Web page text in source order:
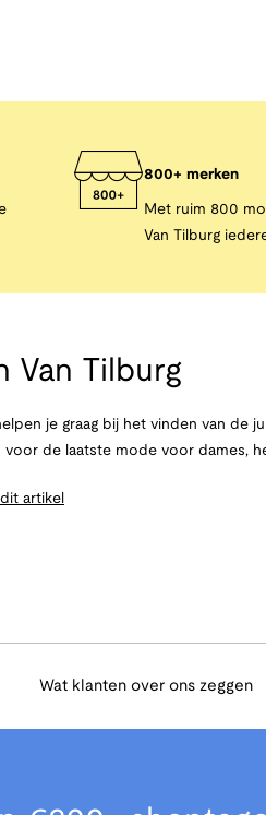
800+ merken
Met ruim 800
Van Tilburg
Van Tilburg
je graag bij het vinden van de
voor de laatste mode voor dames,
artikel
Wat klanten over ons zeggen